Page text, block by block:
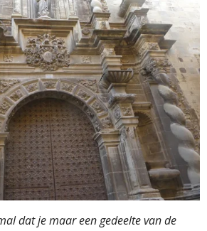
dat je maar een gedeelte van de